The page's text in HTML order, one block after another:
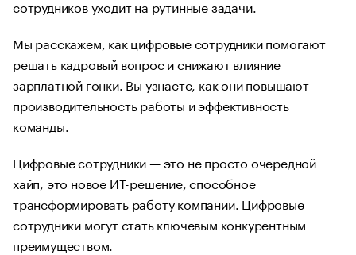
сотрудников уходит на рутинные задачи.
Мы расскажем, как цифровые сотрудники помогают
решать кадровый вопрос и снижают влияние
зарплатной гонки. Вы узнаете, как они повышают
производительность работы и эффективность
команды.
Цифровые сотрудники — это не просто очередной
хайп, это новое ИТ-решение, способное
трансформировать работу компании. Цифровые
сотрудники могут стать ключевым конкурентным
преимуществом.